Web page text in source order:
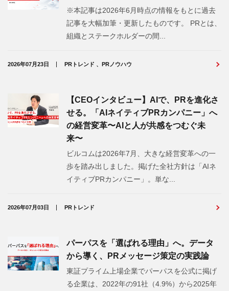
※本記事は2026年6月時点の情報をもとに過去
記事を大幅加筆・更新したものです。 PRとは、
組織とステークホルダーの間...
2026年07月23日 PRトレンド 、PRノウハウ
【CEOインタビュー】AIで、PRを進化さ
せる。「AIネイティブPRカンパニー」へ
の経営変革〜AIと人が共感をつむぐ未
来〜
ビルコムは2026年7月、大きな経営変革への一
歩を踏み出しました。掲げた全社方針は「AIネ
イティブPRカンパニー」。単な...
2026年07月03日 PRトレンド
パーパスを「選ばれる理由」へ。データ
から導く、PRメッセージ策定の実践論
東証プライム上場企業でパーパスを公式に掲げ
る企業は、2022年の91社（4.9%）から2025年